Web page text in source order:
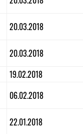
20.03.2018
20.03.2018
19.02.2018
06.02.2018
22.01.2018